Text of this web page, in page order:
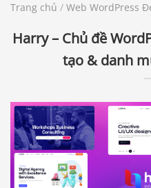
Trang chủ / Web WordPress
Harry – Chủ đề
tạo & danh